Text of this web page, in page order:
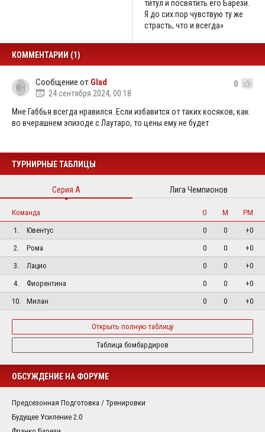
титул и посвятить его Барези.
Я до сих пор чувствую ту же
страсть, что и всегда»
КОММЕНТАРИИ (1)
Сообщение от Glad
24 сентября 2024, 00:18
0
Мне Габбья всегда нравился. Если избавится от таких косяков, как
во вчерашнем эпизоде с Лаутаро, то цены ему не будет
ТУРНИРНЫЕ ТАБЛИЦЫ
Серия А Лига Чемпионов
Команда О М
РМ
1.
Ювентус 0 0
+0
2.
Рома 0 0
+0
3.
Лацио 0 0
+0
4.
Фиорентина 0 0
+0
10.
Милан 0 0 +0
Открыть полную таблицу
Таблица бомбардиров
ОБСУЖДЕНИЕ НА ФОРУМЕ
Предсезонная Подготовка / Тренировки
Будущее Усиление 2.0